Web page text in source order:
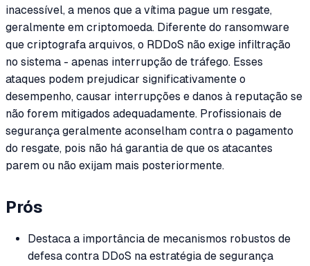
inacessível, a menos que a vítima pague um resgate,
geralmente em criptomoeda. Diferente do ransomware
que criptografa arquivos, o RDDoS não exige infiltração
no sistema - apenas interrupção de tráfego. Esses
ataques podem prejudicar significativamente o
desempenho, causar interrupções e danos à reputação se
não forem mitigados adequadamente. Profissionais de
segurança geralmente aconselham contra o pagamento
do resgate, pois não há garantia de que os atacantes
parem ou não exijam mais posteriormente.
Prós
Destaca a importância de mecanismos robustos de
defesa contra DDoS na estratégia de segurança